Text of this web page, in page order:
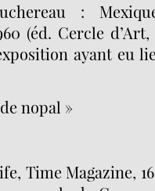
:
(éd. Cercle
ayant eu
nopal »
Time Magazine,